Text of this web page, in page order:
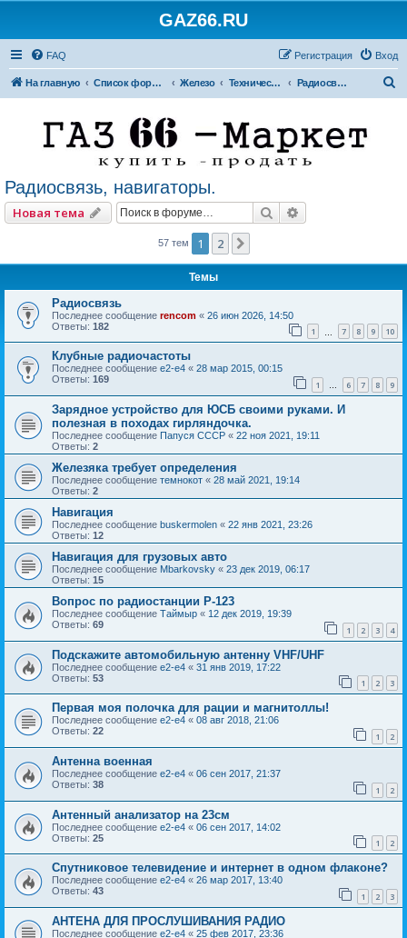
GAZ66.RU
FAQ Вход
Регистрация
На главную Список форумов Железо Технический форум Радиосвязь, навигаторы.
Радиосвязь, навигаторы.
Новая тема Поиск
57 тем 1 2
Темы
Радиосвязь
Последнее сообщение rencom « 26 июн 2026, 14:50
Ответы: 182 1 7 8 9 10
Клубные радиочастоты
Последнее сообщение e2-e4 « 28 мар 2015, 00:15
Ответы: 169 1 … 6 7 8 9
Зарядное устройство для ЮСБ своими руками. И
полезная в походах гирляндочка.
Последнее сообщение Папуся СССР « 22 ноя 2021, 19:11
Ответы: 2
Железяка требует определения
Последнее сообщение темнокот « 28 май 2021, 19:14
Ответы: 2
Навигация
Последнее сообщение buskermolen « 22 янв 2021, 23:26
Ответы: 12
Навигация для грузовых авто
Последнее сообщение Mbarkovsky « 23 дек 2019, 06:17
Ответы: 15
Вопрос по радиостанции Р-123
Последнее сообщение Таймыр « 12 дек 2019, 19:39
Ответы: 69 1 2 3 4
Подскажите автомобильную антенну VHF/UHF
Последнее сообщение e2-e4 « 31 янв 2019, 17:22
Ответы: 53 1 2 3
Первая моя полочка для рации и магнитоллы!
Последнее сообщение e2-e4 « 08 авг 2018, 21:06
Ответы: 22 1 2
Антенна военная
Последнее сообщение e2-e4 « 06 сен 2017, 21:37
Ответы: 38 1 2
Антенный анализатор на 23см
Последнее сообщение e2-e4 « 06 сен 2017, 14:02
Ответы: 25 1 2
Спутниковое телевидение и интернет в одном флаконе?
Последнее сообщение e2-e4 « 26 мар 2017, 13:40
Ответы: 43 1 2 3
АНТЕНА ДЛЯ ПРОСЛУШИВАНИЯ РАДИО
Последнее сообщение e2-e4 « 25 фев 2017, 23:36